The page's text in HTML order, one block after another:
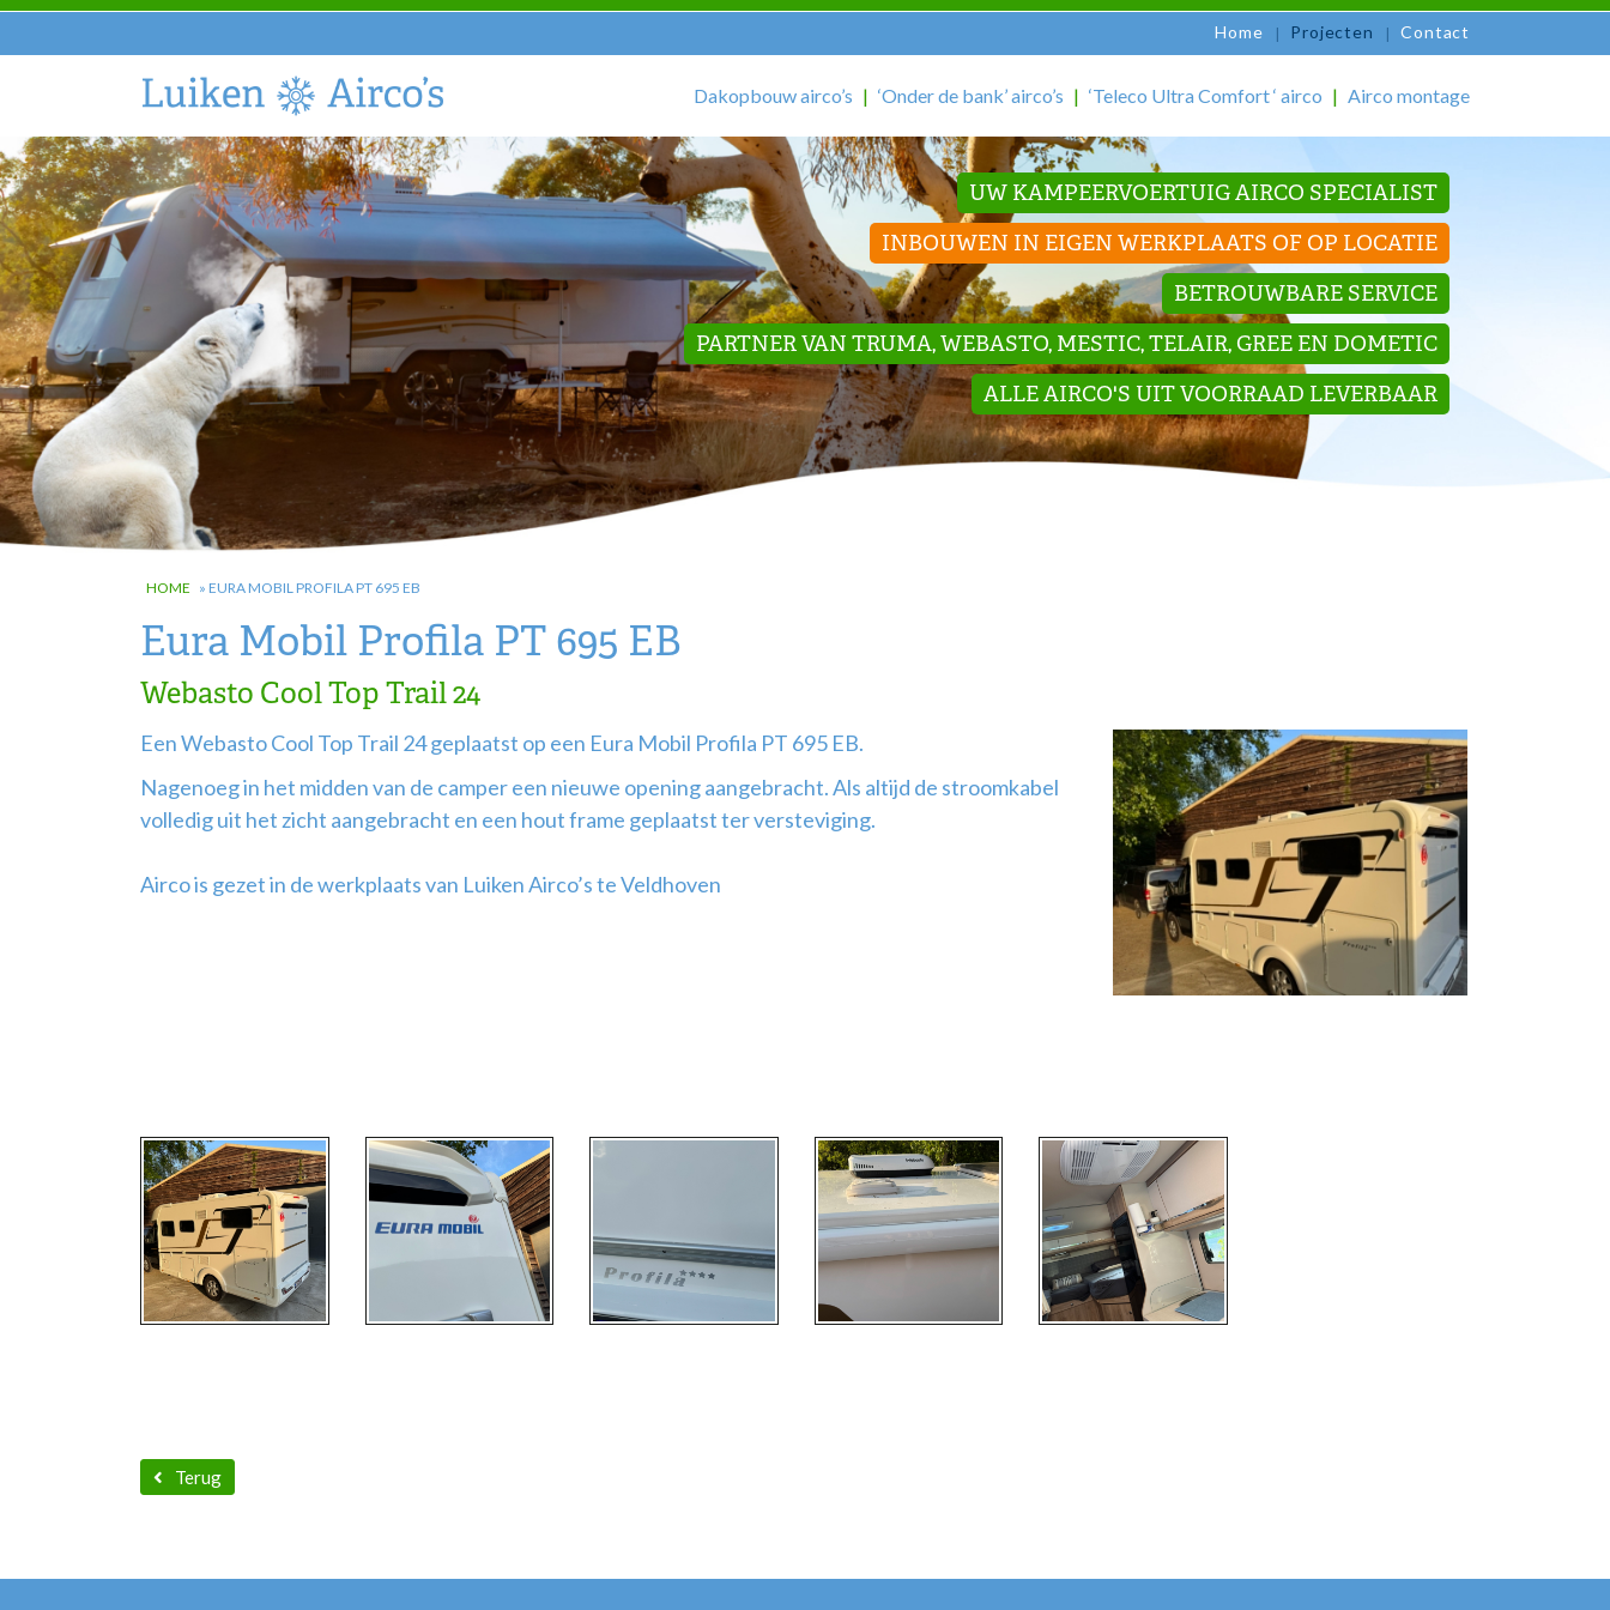
Home Projecten Contact
Dakopbouw airco’s ‘Onder de bank’ airco’s ‘Teleco Ultra Comfort ‘ airco Airco montage
UW KAMPEERVOERTUIG AIRCO SPECIALIST
INBOUWEN IN EIGEN WERKPLAATS OF OP LOCATIE
BETROUWBARE SERVICE
PARTNER VAN TRUMA, WEBASTO, MESTIC, TELAIR, GREE EN DOMETIC
ALLE AIRCO'S UIT VOORRAAD LEVERBAAR
HOME » EURA MOBIL PROFILA PT 695 EB
Eura Mobil Profila PT 695 EB
Webasto Cool Top Trail 24
Een Webasto Cool Top Trail 24 geplaatst op een Eura Mobil Profila PT 695 EB.
Nagenoeg in het midden van de camper een nieuwe opening aangebracht. Als altijd de stroomkabel
volledig uit het zicht aangebracht en een hout frame geplaatst ter versteviging.
Airco is gezet in de werkplaats van Luiken Airco’s te Veldhoven
Terug